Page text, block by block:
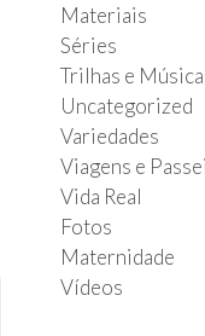
Materiais
Séries
Trilhas e
Uncategorized
Variedades
Viagens e
Vida Real
Fotos
Maternidade
Vídeos